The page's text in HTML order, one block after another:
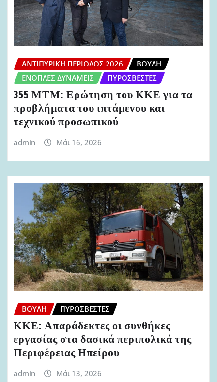
ΑΝΤΙΠΥΡΙΚΉ ΠΕΡΊΟΔΟΣ 2026
ΒΟΥΛΉ
ΈΝΟΠΛΕΣ ΔΥΝΆΜΕΙΣ
ΠΥΡΟΣΒΈΣΤΕΣ
355 ΜΤΜ: Ερώτηση του ΚΚΕ για τα
προβλήματα του ιπτάμενου και
τεχνικού προσωπικού
admin Μάι 16, 2026
ΒΟΥΛΉ ΠΥΡΟΣΒΈΣΤΕΣ
ΚΚΕ: Απαράδεκτες οι συνθήκες
εργασίας στα δασικά περιπολικά της
Περιφέρειας Ηπείρου
admin Μάι 13, 2026